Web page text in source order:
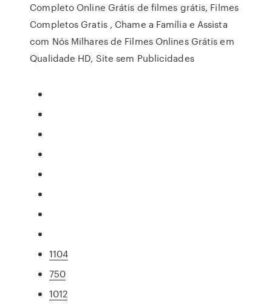
Completo Online Grátis de filmes grátis, Filmes
Completos Gratis , Chame a Família e Assista
com Nós Milhares de Filmes Onlines Grátis em
Qualidade HD, Site sem Publicidades
1104
750
1012